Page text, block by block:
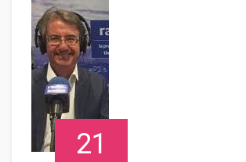
21